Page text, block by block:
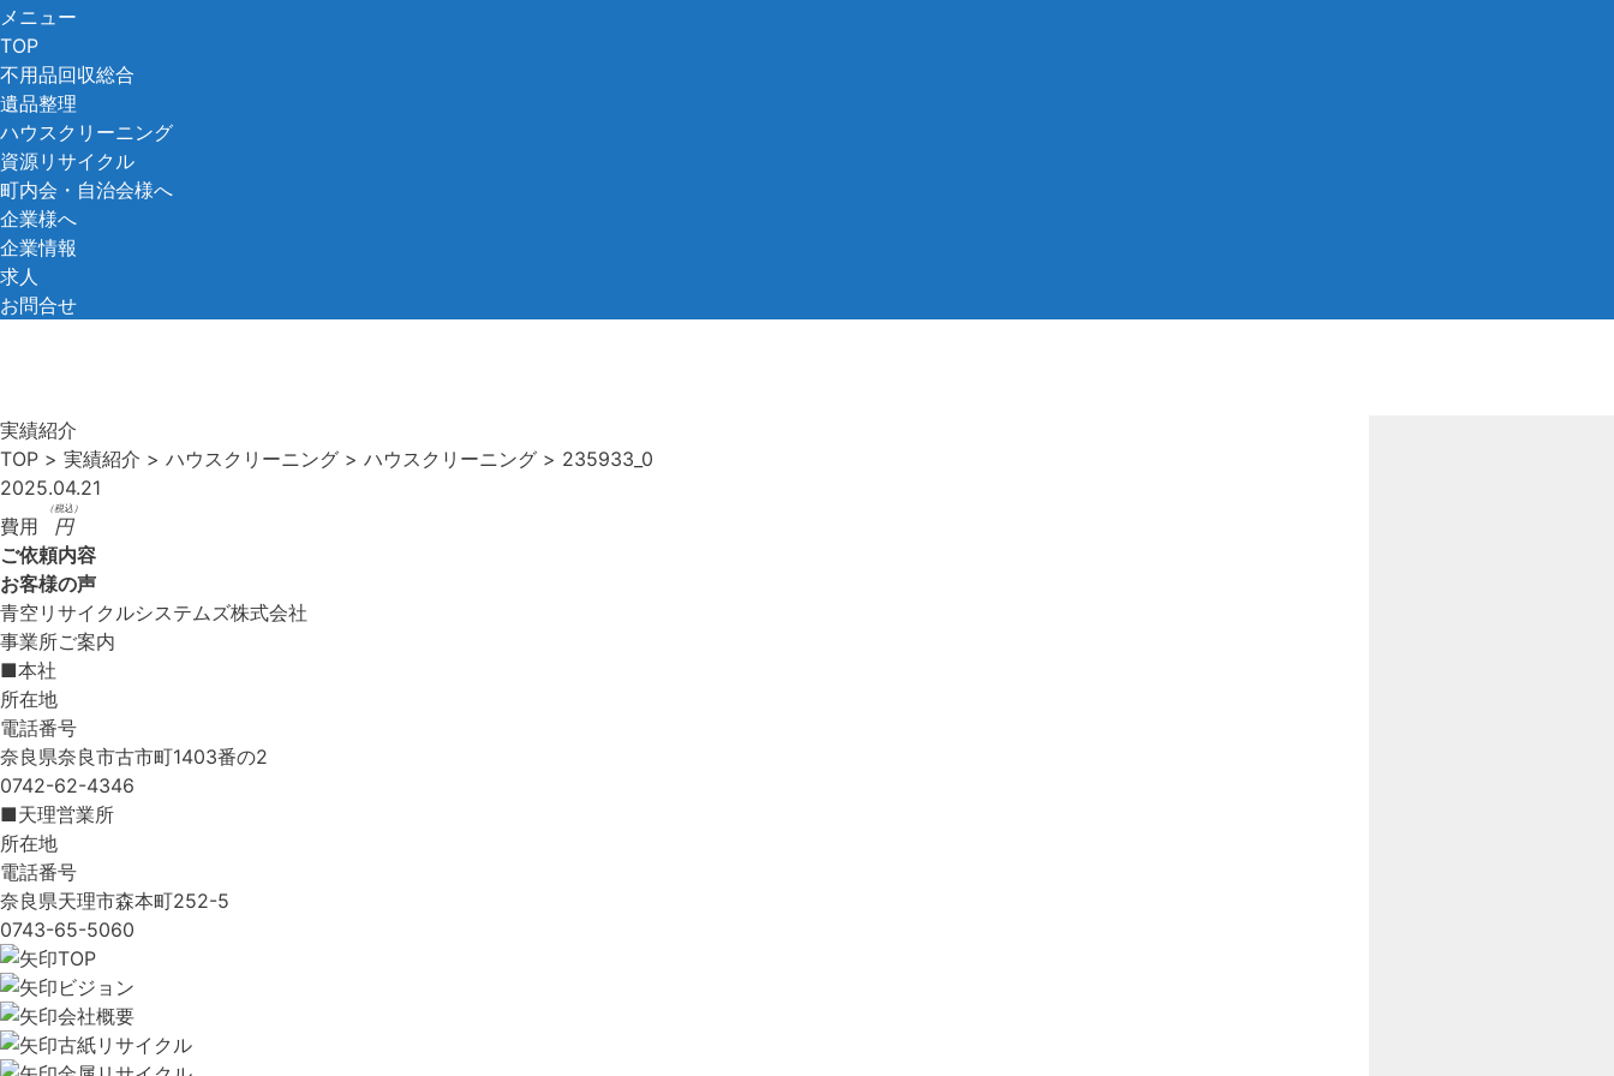
コ
ン
テ
ン
ツ
へ
ス
キ
ッ
プ
メニュー
TOP
不用品回収総合
遺品整理
ハウスクリーニング
資源リサイクル
町内会・自治会様へ
企業様へ
企業情報
求人
お問合せ
実績紹介
TOP > 実績紹介 > ハウスクリーニング > ハウスクリーニング > 235933_0
2025.04.21
費用
円
（税込）
ご依頼内容
お客様の声
青空リサイクルシステムズ株式会社
事業所ご案内
■本社
所在地
電話番号
奈良県奈良市古市町1403番の2
0742-62-4346
■天理営業所
所在地
電話番号
奈良県天理市森本町252-5
0743-65-5060
TOP
ビジョン
会社概要
古紙リサイクル